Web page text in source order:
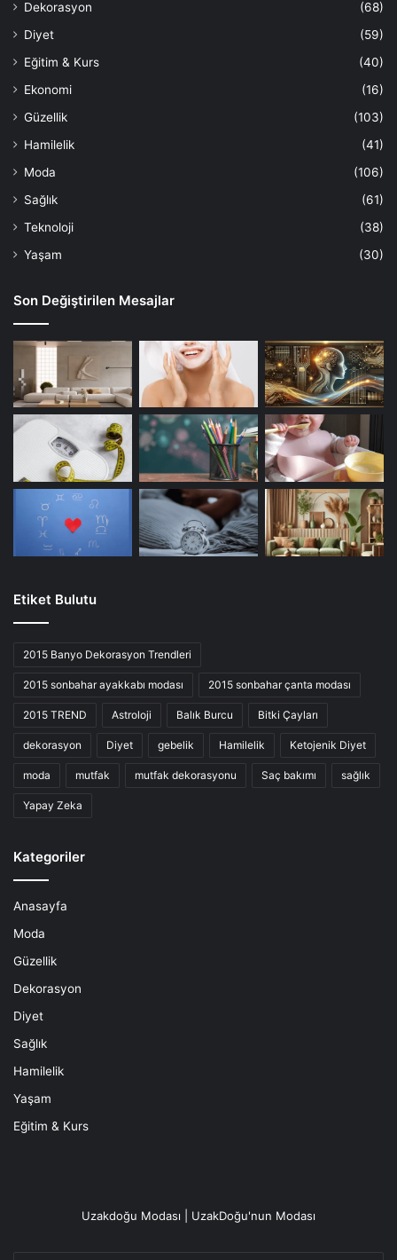
Dekorasyon
(68)
Diyet
(59)
Eğitim & Kurs
(40)
Ekonomi
(16)
Güzellik
(103)
Hamilelik
(41)
Moda
(106)
Sağlık
(61)
Teknoloji
(38)
Yaşam
(30)
Son Değiştirilen Mesajlar
Etiket Bulutu
2015 Banyo Dekorasyon Trendleri
2015 sonbahar ayakkabı modası 2015 sonbahar çanta modası
2015 TREND Astroloji Balık Burcu Bitki Çayları
dekorasyon Diyet gebelik Hamilelik Ketojenik Diyet
moda mutfak mutfak dekorasyonu Saç bakımı sağlık
Yapay Zeka
Kategoriler
Anasayfa
Moda
Güzellik
Dekorasyon
Diyet
Sağlık
Hamilelik
Yaşam
Eğitim & Kurs
Uzakdoğu Modası | UzakDoğu'nun Modası